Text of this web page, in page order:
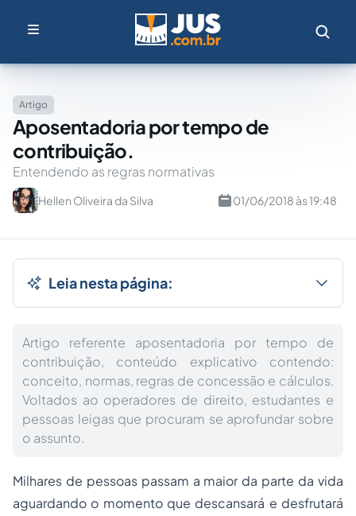
Artigo
Aposentadoria por tempo de
contribuição.
Entendendo as regras normativas
Hellen Oliveira da Silva 01/06/2018 às 19:48
Leia nesta página:
Artigo referente aposentadoria por tempo de
contribuição, conteúdo explicativo contendo:
conceito, normas, regras de concessão e cálculos.
Voltados ao operadores de direito, estudantes e
pessoas leigas que procuram se aprofundar sobre
o assunto.
Milhares de pessoas passam a maior da parte da vida
aguardando o momento que descansará e desfrutará